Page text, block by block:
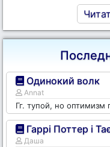
Одинокий волк
Annat
Гг. тупой, но оптимизм
Гаррі Поттер і
Даша